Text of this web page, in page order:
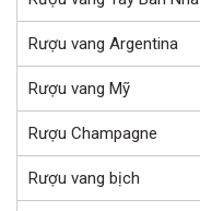
Rượu vang Argentina
Rượu vang Mỹ
Rượu Champagne
Rượu vang bịch